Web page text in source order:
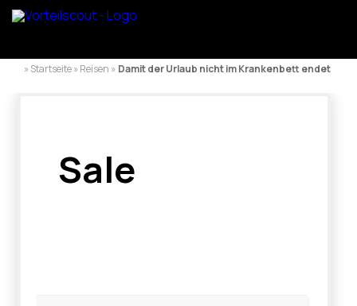
» Startseite » Reisen » Damit der Urlaub nicht im Krankenbett endet
Sale